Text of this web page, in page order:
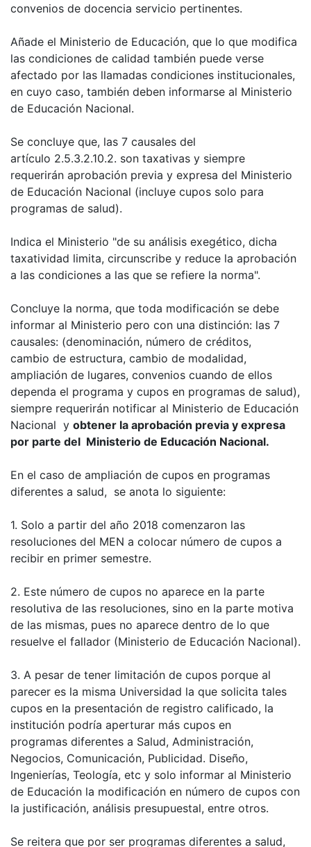
convenios de docencia servicio pertinentes.
Añade el Ministerio de Educación, que lo que modifica
las condiciones de calidad también puede verse
afectado por las llamadas condiciones institucionales,
en cuyo caso, también deben informarse al Ministerio
de Educación Nacional.
Se concluye que, las 7 causales del
artículo 2.5.3.2.10.2. son taxativas y siempre
requerirán aprobación previa y expresa del Ministerio
de Educación Nacional (incluye cupos solo para
programas de salud).
Indica el Ministerio "de su análisis exegético, dicha
taxatividad limita, circunscribe y reduce la aprobación
a las condiciones a las que se refiere la norma".
Concluye la norma, que toda modificación se debe
informar al Ministerio pero con una distinción: las 7
causales: (denominación, número de créditos,
cambio de estructura, cambio de modalidad,
ampliación de lugares, convenios cuando de ellos
dependa el programa y cupos en programas de salud),
siempre requerirán notificar al Ministerio de Educación
Nacional y obtener la aprobación previa y expresa
por parte del Ministerio de Educación Nacional.
En el caso de ampliación de cupos en programas
diferentes a salud, se anota lo siguiente:
1. Solo a partir del año 2018 comenzaron las
resoluciones del MEN a colocar número de cupos a
recibir en primer semestre.
2. Este número de cupos no aparece en la parte
resolutiva de las resoluciones, sino en la parte motiva
de las mismas, pues no aparece dentro de lo que
resuelve el fallador (Ministerio de Educación Nacional).
3. A pesar de tener limitación de cupos porque al
parecer es la misma Universidad la que solicita tales
cupos en la presentación de registro calificado, la
institución podría aperturar más cupos en
programas diferentes a Salud, Administración,
Negocios, Comunicación, Publicidad. Diseño,
Ingenierías, Teología, etc y solo informar al Ministerio
de Educación la modificación en número de cupos con
la justificación, análisis presupuestal, entre otros.
Se reitera que por ser programas diferentes a salud,